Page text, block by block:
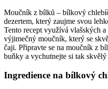
Moučník z bílků – bílkový
dezertem, který zaujme svou
Tento recept využívá vlašských
výjimečný moučník, který se
čaji. Připravte se na moučník z
buňky a vychutnejte si tak
Ingredience na bílkový